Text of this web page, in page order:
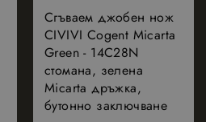
Сгъваем джобен нож
CIVIVI Cogent Micarta
Green - 14C28N
стомана, зелена
Micarta дръжка,
бутонно заключване